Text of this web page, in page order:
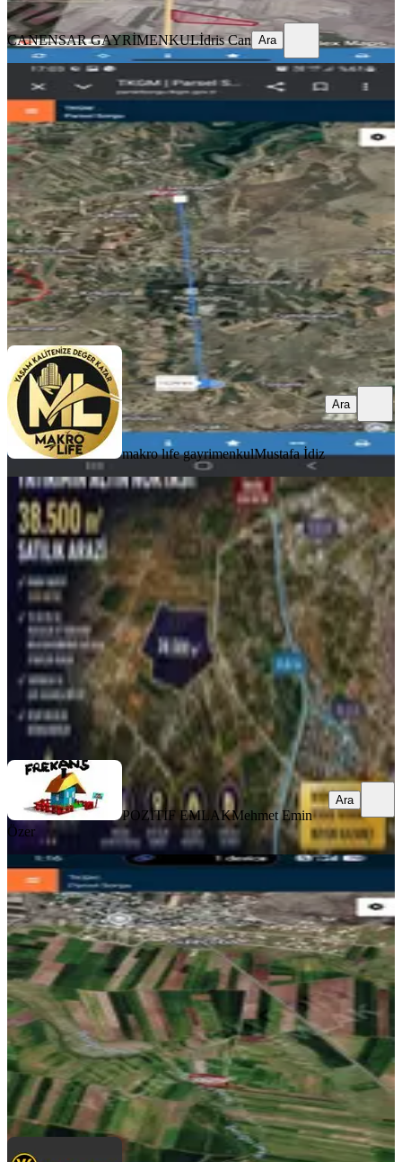
Ara
CANENSAR GAYRİMENKULİdris Can Ara
YENİ
Güleçoba'da Fırsat 1000 M2
Diyarbakır, Kayapınar
1000 m²·490/m²·05.08.2026
490.000 ₺
makro lıfe gayrimenkulMustafa İdiz
Ara
makro lıfe gayrimenkulMustafa İdiz
Ara
YENİ
Satılık Kupon Müstakil Arsa İmara
Yakın
Diyarbakır, Yenişehir
38500 m²
· 2.335/m² 04.08.2026
89.900.000 ₺
POZİTİF EMLAKMehmet Emin Özer
Ara
POZİTİF EMLAKMehmet Emin
Özer
Ara
Güleçoba'da Yatırımlık Bütçeye
Uygun 350 M² Satılık Arsa
Diyarbakır, Kayapınar
350 m²· 1.000/m²· 06.08.2026
350.000 ₺
YALINKAYA GAYRİMENKULEYYÜP YALINKAYA
Ara